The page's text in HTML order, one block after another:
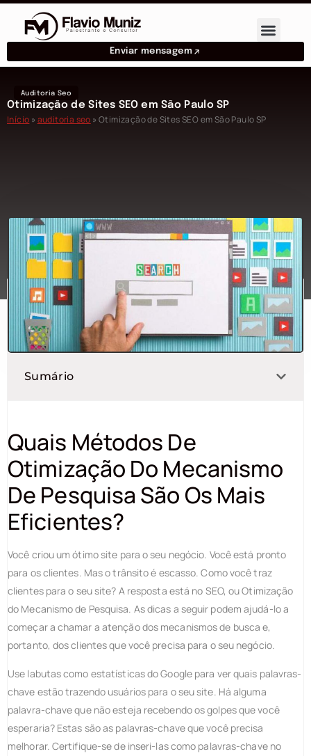
Enviar mensagem
Auditoria Seo
Otimização de Sites SEO em São Paulo SP
Início »auditoria seo »Otimização de Sites SEO em São Paulo SP
Sumário
Quais Métodos De
Otimização Do Mecanismo
De Pesquisa São Os Mais
Eficientes?
Você criou um ótimo site para o seu negócio. Você está pronto
para os clientes. Mas o trânsito é escasso. Como você traz
clientes para o seu site? A resposta está no SEO, ou Otimização
do Mecanismo de Pesquisa. As dicas a seguir podem ajudá-lo a
começar a chamar a atenção dos mecanismos de busca e,
portanto, dos clientes que você precisa para o seu negócio.
Use labutas como estatísticas do Google para ver quais palavras-
chave estão trazendo usuários para o seu site. Há alguma
palavra-chave que não esteja recebendo os golpes que você
esperaria? Estas são as palavras-chave que você precisa
melhorar. Certifique-se de inseri-las como palavras-chave no